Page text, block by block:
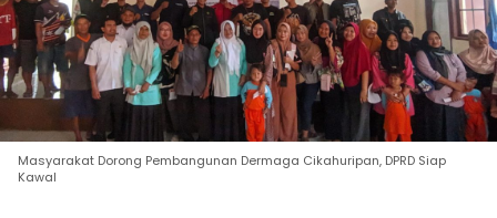
Masyarakat Dorong Pembangunan Dermaga Cikahuripan, DPRD Siap
Kawal